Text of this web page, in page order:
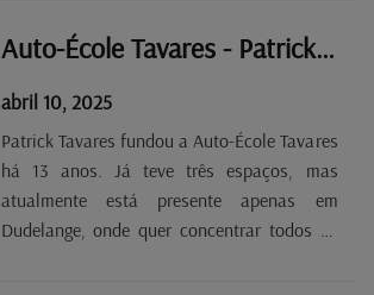
admite que o futebol é o que atrai maisAuto-École Tavares - Patrick Tavares Tp. 2 Ep. 60
abril 10, 2025
Patrick Tavares fundou a Auto-École Tavares
há 13 anos. Já teve três espaços, mas
atualmente está presente apenas em
Dudelange, onde quer concentrar todos os